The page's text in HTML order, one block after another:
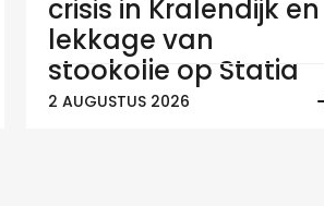
crisis in Kralendijk en
lekkage van
stookolie op Statia
2 AUGUSTUS 2026